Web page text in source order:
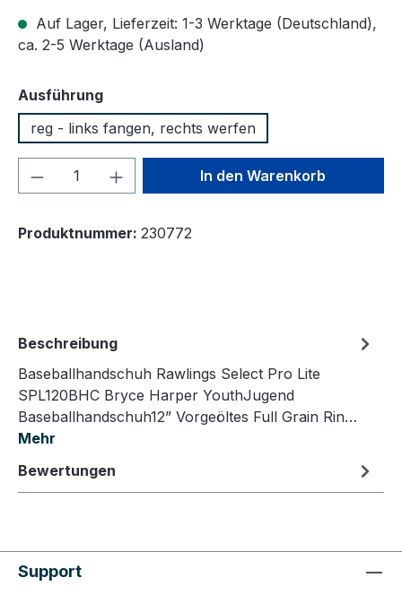
Auf Lager, Lieferzeit: 1-3 Werktage (Deutschland),
ca. 2-5 Werktage (Ausland)
Ausführungauswählen
reg - links fangen, rechts werfen
Produkt Anzahl: Gib denIn den Warenkorb
Produktnummer: 230772
Beschreibung
Baseballhandschuh Rawlings Select Pro Lite
SPL120BHC Bryce Harper YouthJugend
Baseballhandschuh12” Vorgeöltes Full Grain Rin…
Mehr
Bewertungen
Support